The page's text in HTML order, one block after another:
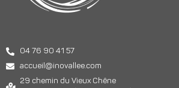
04 76 90 41 57
accueil@inovallee.com
29 chemin du Vieux Chêne